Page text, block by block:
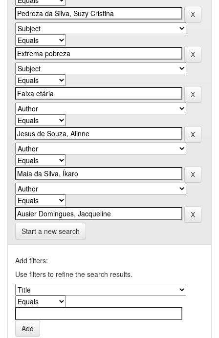
Start a new search
Add filters:
Use filters to refine the search results.